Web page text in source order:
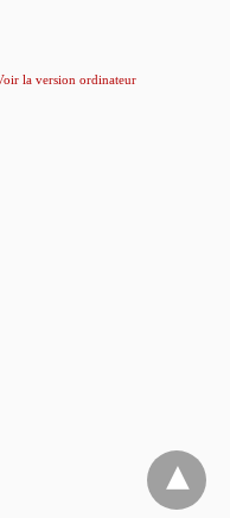
la version ordinateur